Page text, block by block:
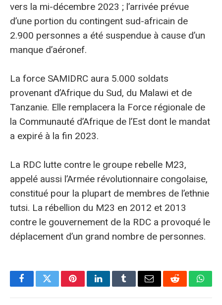
vers la mi-décembre 2023 ; l’arrivée prévue
d’une portion du contingent sud-africain de
2.900 personnes a été suspendue à cause d’un
manque d’aéronef.
La force SAMIDRC aura 5.000 soldats
provenant d’Afrique du Sud, du Malawi et de
Tanzanie. Elle remplacera la Force régionale de
la Communauté d’Afrique de l’Est dont le mandat
a expiré à la fin 2023.
La RDC lutte contre le groupe rebelle M23,
appelé aussi l’Armée révolutionnaire congolaise,
constitué pour la plupart de membres de l’ethnie
tutsi. La rébellion du M23 en 2012 et 2013
contre le gouvernement de la RDC a provoqué le
déplacement d’un grand nombre de personnes.
FacebookTwitterPinterestLinkedInTumblrE-
Reddit